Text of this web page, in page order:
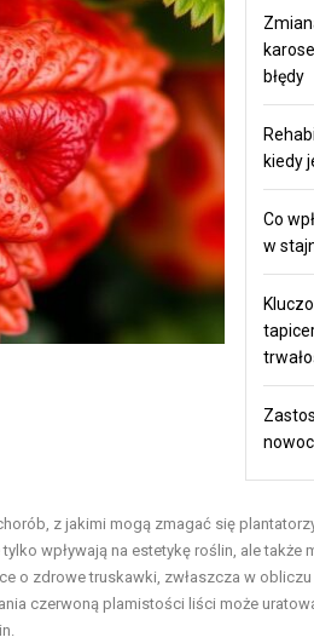
błędy
kiedy
Co
w
z jakimi mogą zmagać się
wpływają na estetykę roślin, ale także
o zdrowe truskawki, zwłaszcza w
czerwoną plamistości liści może